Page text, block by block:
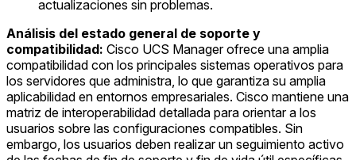
actualizaciones sin problemas.
Análisis del estado general de soporte y
compatibilidad: Cisco UCS Manager ofrece una amplia
compatibilidad con los principales sistemas operativos para
los servidores que administra, lo que garantiza su amplia
aplicabilidad en entornos empresariales. Cisco mantiene una
matriz de interoperabilidad detallada para orientar a los
usuarios sobre las configuraciones compatibles. Sin
embargo, los usuarios deben realizar un seguimiento activo